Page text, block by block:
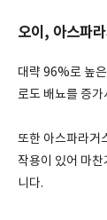
오이, 아스파
대략 96%로 높
로도 배뇨를 증
또한 아스파라거
작용이 있어 마
니다.